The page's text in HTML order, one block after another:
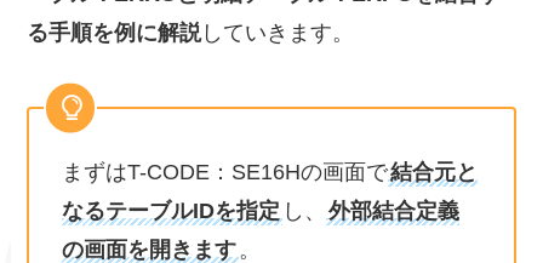
る手順を例に解説していきます。
まずはT-CODE：SE16Hの画面で結合元と
なるテーブルIDを指定 し、 外部結合定義
の画面を開きます 。